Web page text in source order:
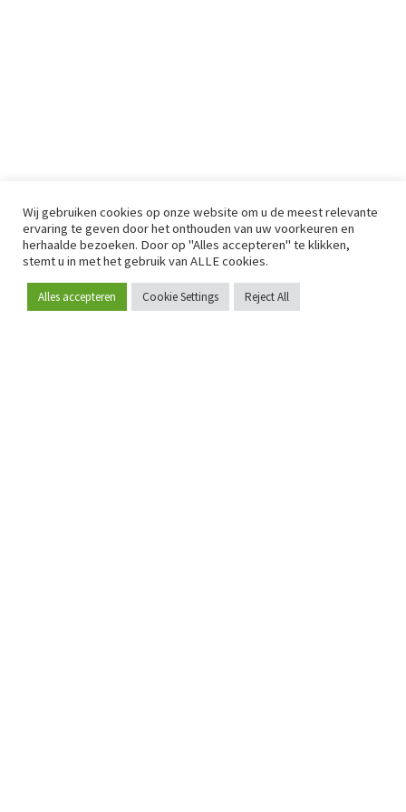
Word lid
Wij gebruiken cookies op onze website om u de meest relevante
ervaring te geven door het onthouden van uw voorkeuren en
herhaalde bezoeken. Door op "Alles accepteren" te klikken,
stemt u in met het gebruik van ALLE cookies.
Alles accepteren Cookie Settings Reject All